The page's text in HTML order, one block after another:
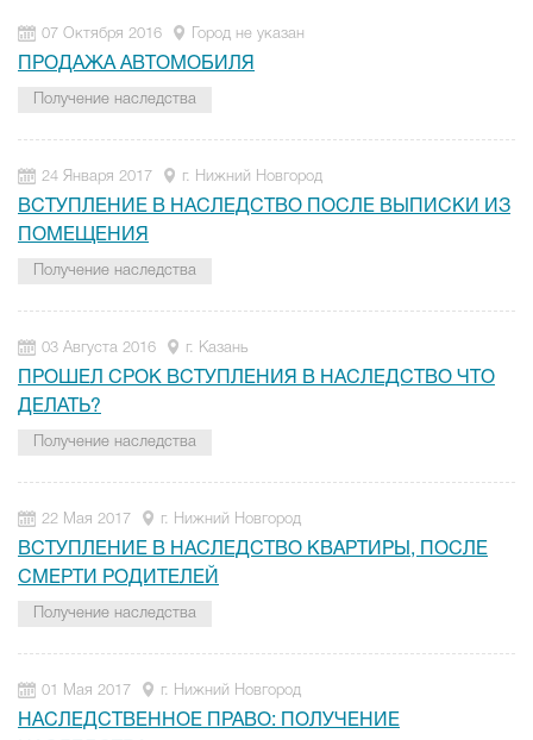
07 Октября 2016 Город не указан
ПРОДАЖА АВТОМОБИЛЯ
Получение наследства
24 Января 2017 г. Нижний Новгород
ВСТУПЛЕНИЕ В НАСЛЕДСТВО ПОСЛЕ ВЫПИСКИ ИЗ
ПОМЕЩЕНИЯ
Получение наследства
03 Августа 2016 г. Казань
ПРОШЕЛ СРОК ВСТУПЛЕНИЯ В НАСЛЕДСТВО ЧТО
ДЕЛАТЬ?
Получение наследства
22 Мая 2017 г. Нижний Новгород
ВСТУПЛЕНИЕ В НАСЛЕДСТВО КВАРТИРЫ, ПОСЛЕ
СМЕРТИ РОДИТЕЛЕЙ
Получение наследства
01 Мая 2017 г. Нижний Новгород
НАСЛЕДСТВЕННОЕ ПРАВО: ПОЛУЧЕНИЕ